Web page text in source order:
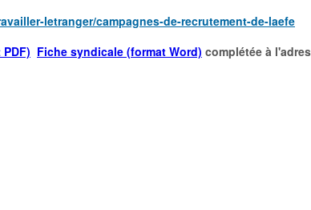
letranger/campagnes-de-recrutement-de-laefe
PDF) Fiche syndicale (format Word) complétée à